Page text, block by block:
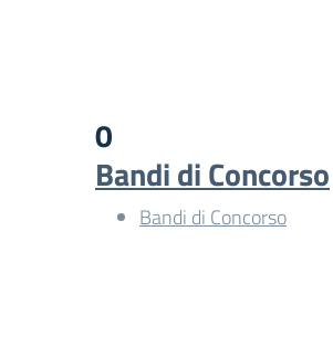
0
Bandi di Concorso
Bandi di Concorso